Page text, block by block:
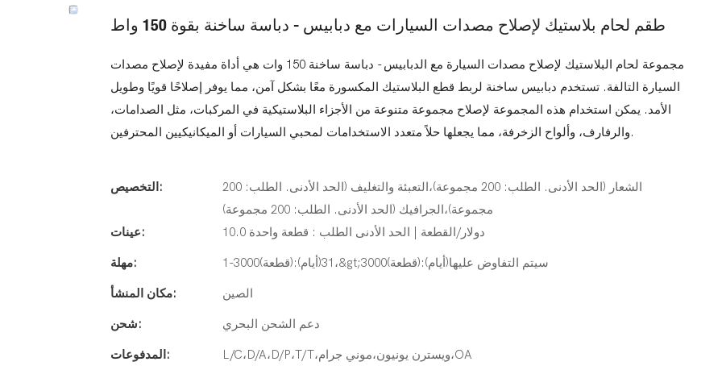
طقم لحام بلاستيك لإصلاح مصدات السيارات مع دبابيس - دباسة ساخنة بقوة 150 واط
مجموعة لحام البلاستيك لإصلاح مصدات السيارة مع الدبابيس - دباسة ساخنة 150 وات هي أداة مفيدة لإصلاح مصدات
السيارة التالفة. تستخدم دبابيس ساخنة لربط قطع البلاستيك المكسورة معًا بشكل آمن، مما يوفر إصلاحًا قويًا وطويل
الأمد. يمكن استخدام هذه المجموعة لإصلاح مجموعة متنوعة من الأجزاء البلاستيكية في المركبات، مثل الصدامات،
والرفارف، وألواح الزخرفة، مما يجعلها حلاً متعدد الاستخدامات لمحبي السيارات أو الميكانيكيين المحترفين.
التخصيص:
الشعار (الحد الأدنى. الطلب: 200 مجموعة)،التعبئة والتغليف (الحد الأدنى. الطلب: 200
مجموعة)،الجرافيك (الحد الأدنى. الطلب: 200 مجموعة)
عينات:
10.0 دولار/القطعة | الحد الأدنى الطلب : قطعة واحدة
مهلة: 1-3000(قطعة):31(أيام)،&gt;3000(قطعة):سيتم التفاوض عليها(أيام)
مكان المنشأ: الصين
شحن: دعم الشحن البحري
المدفوعات: L/C،D/A،D/P،T/T،ويسترن يونيون،موني جرام،OA